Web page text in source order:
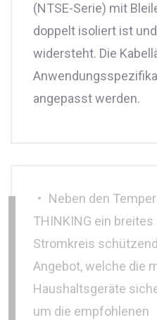
(NTSE-Serie) mit
doppelt isoliert ist
widersteht. Die
angepasst werden.
‧ Neben den
THINKING ein
Stromkreis
Angebot, welche die
Haushaltsgeräte
um die empfohlenen